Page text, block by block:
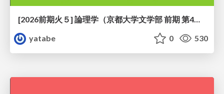
[2026前期火５] 論理学（京都大学文学部 前期 第4回）「 ならば（→）の導入と証明ネット」
yatabe
0 530